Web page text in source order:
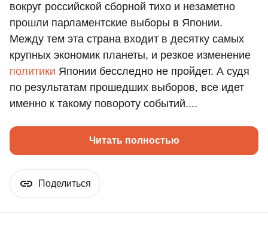
вокруг российской сборной тихо и незаметно
прошли парламентские выборы в Японии.
Между тем эта страна входит в десятку самых
крупных экономик планеты, и резкое изменение
политики Японии бесследно не пройдет. А судя
по результатам прошедших выборов, все идет
именно к такому повороту событий....
Читать полностью
Поделиться